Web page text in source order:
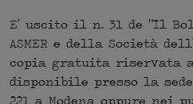
E’ uscito il n. 31 de “Il
ASMER e della Società
copia gratuita riservata
disponibile presso la